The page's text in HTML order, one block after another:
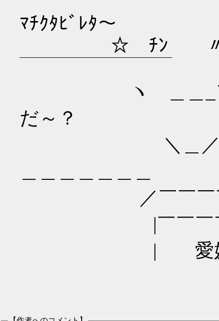
ﾏﾁｸﾀﾋﾞﾚﾀ～
☆ ﾁﾝ 〃 ∧
ヽ ＿＿_＼（
だ～？
＼＿／⊂ ⊂
／￣￣￣￣
|￣￣￣￣
| 愛媛み